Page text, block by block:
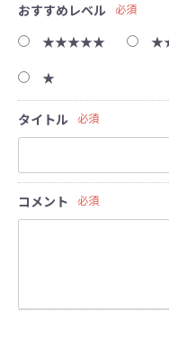
おすすめレベル 必須
★★★★★
★
タイトル 必須
コメント 必須